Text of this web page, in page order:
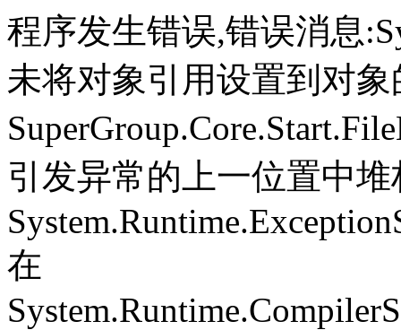
程序发生错误,错误消息
未将对象引用设置到对
引发异常的上一位置中
在